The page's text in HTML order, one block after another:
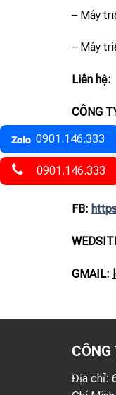
– Máy
– Máy
Liên hệ:
CÔNG
– Địa
– Hotline
FB:
GMAIL:
Địa chỉ:
0901.146.333
0901.146.333